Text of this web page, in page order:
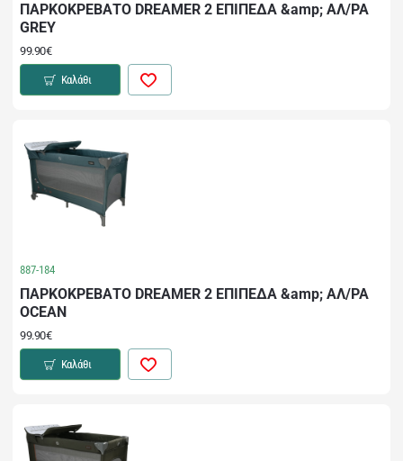
ΠΑΡΚΟΚΡΕΒΑΤΟ DREAMER 2 ΕΠΙΠΕΔΑ &amp; ΑΛ/ΡΑ
GREY
99.90€
Καλάθι
887-184
ΠΑΡΚΟΚΡΕΒΑΤΟ DREAMER 2 ΕΠΙΠΕΔΑ &amp; ΑΛ/ΡΑ
OCEAN
99.90€
Καλάθι